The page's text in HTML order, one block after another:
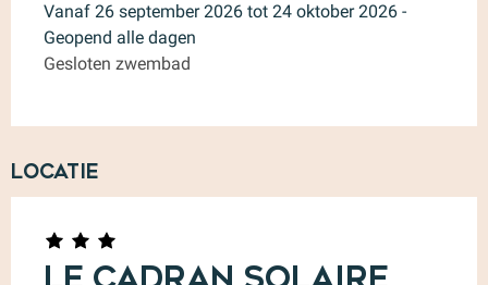
Vanaf 26 september 2026 tot 24 oktober 2026 -
Geopend alle dagen
Gesloten zwembad
Locatie